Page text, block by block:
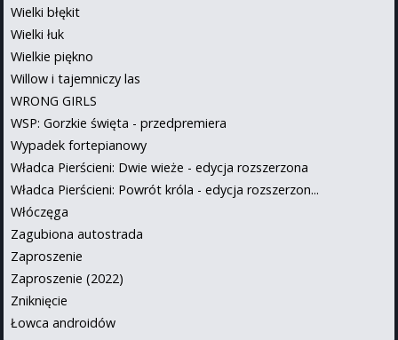
Wielki błękit
Wielki łuk
Wielkie piękno
Willow i tajemniczy las
WRONG GIRLS
WSP: Gorzkie święta - przedpremiera
Wypadek fortepianowy
Władca Pierścieni: Dwie wieże - edycja rozszerzona
Władca Pierścieni: Powrót króla - edycja rozszerzon...
Włóczęga
Zagubiona autostrada
Zaproszenie
Zaproszenie (2022)
Zniknięcie
Łowca androidów